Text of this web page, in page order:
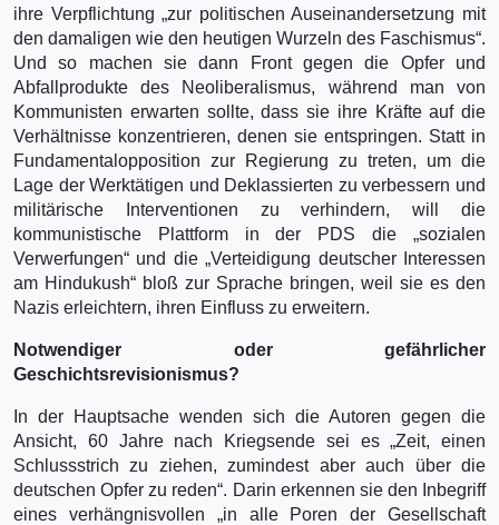
ihre Verpflichtung „zur politischen Auseinandersetzung mit
den damaligen wie den heutigen Wurzeln des Faschismus“.
Und so machen sie dann Front gegen die Opfer und
Abfallprodukte des Neoliberalismus, während man von
Kommunisten erwarten sollte, dass sie ihre Kräfte auf die
Verhältnisse konzentrieren, denen sie entspringen. Statt in
Fundamentalopposition zur Regierung zu treten, um die
Lage der Werktätigen und Deklassierten zu verbessern und
militärische Interventionen zu verhindern, will die
kommunistische Plattform in der PDS die „sozialen
Verwerfungen“ und die „Verteidigung deutscher Interessen
am Hindukush“ bloß zur Sprache bringen, weil sie es den
Nazis erleichtern, ihren Einfluss zu erweitern.
Notwendiger oder gefährlicher
Geschichtsrevisionismus?
In der Hauptsache wenden sich die Autoren gegen die
Ansicht, 60 Jahre nach Kriegsende sei es „Zeit, einen
Schlussstrich zu ziehen, zumindest aber auch über die
deutschen Opfer zu reden“. Darin erkennen sie den Inbegriff
eines verhängnisvollen „in alle Poren der Gesellschaft